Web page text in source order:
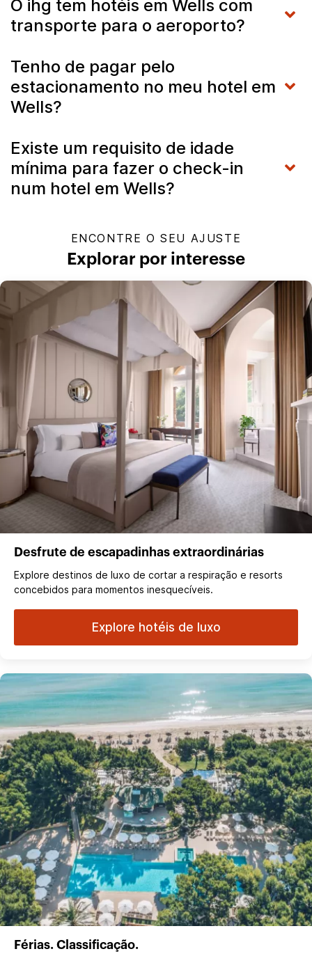
O ihg tem hotéis em Wells com
transporte para o aeroporto?
Tenho de pagar pelo
estacionamento no meu hotel em
Wells?
Existe um requisito de idade
mínima para fazer o check-in
num hotel em Wells?
ENCONTRE O SEU AJUSTE
Explorar por interesse
Desfrute de escapadinhas extraordinárias
Explore destinos de luxo de cortar a respiração e resorts
concebidos para momentos inesquecíveis.
Explore hotéis de luxo
Férias. Classificação.